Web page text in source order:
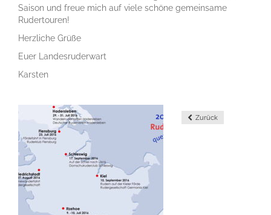
Saison und freue mich auf viele schöne gemeinsame
Rudertouren!
Herzliche Grüße
Euer Landesruderwart
Karsten
Zurück